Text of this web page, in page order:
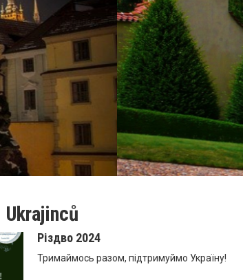
Різдво 2024
Тримаймось разом, підтримуймо Україну!